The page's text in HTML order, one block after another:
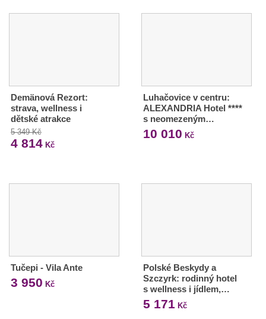
Demänová Rezort:
strava, wellness i
dětské atrakce
5 349 Kč
4 814 Kč
Luhačovice v centru:
ALEXANDRIA Hotel ****
s neomezeným…
10 010 Kč
Tučepi - Vila Ante
3 950 Kč
Polské Beskydy a
Szczyrk: rodinný hotel
s wellness i jídlem,…
5 171 Kč